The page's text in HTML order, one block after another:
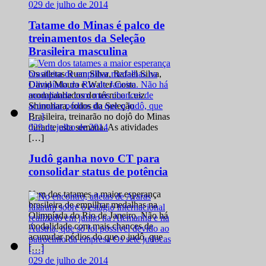
029 de julho de 2014
Tatame do Minas é palco de
treinamentos da Seleção
Brasileira masculina
Os atletas Ruan Silva, Rafael Silva,
David Moura e Walter Costa
acompanhados do técnico Luiz
Shinohara, todos da Seleção
Brasileira, treinarão no dojô do Minas
durante esta semana. As atividades
[…]
029 de julho de 2014
Judô ganha novo CT para
consolidar status de potência
Vem dos tatames a maior esperança
brasileira de empilhar medalhas na
Olimpíada do Rio de Janeiro. Não há
modalidade com mais chances de
acumular pódios do que o judô, que
[…]
029 de julho de 2014